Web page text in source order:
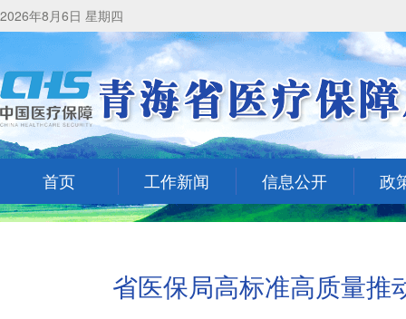
2026年8月6日 星期四
首页 工作新闻 信息公开 政
省医保局高标准高质量推